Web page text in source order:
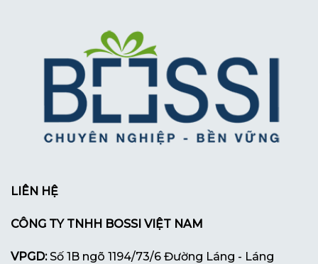
LIÊN HỆ
CÔNG TY TNHH BOSSI VIỆT NAM
VPGD:Số 1B ngõ 1194/73/6 Đường Láng - Láng